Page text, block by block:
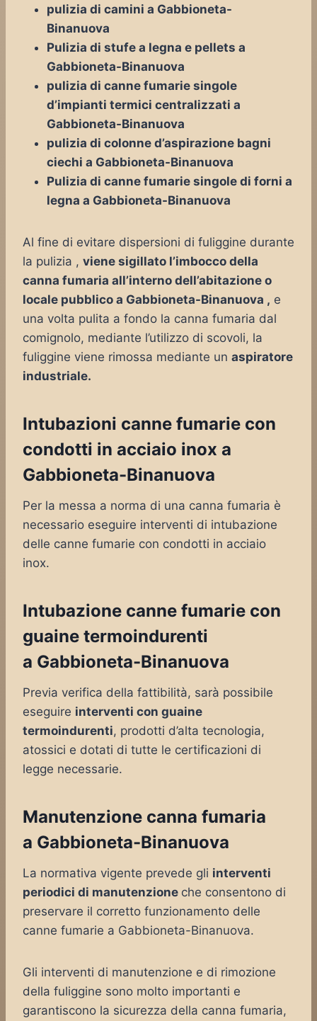
pulizia di camini a Gabbioneta-
Binanuova
Pulizia di stufe a legna e pellets a
Gabbioneta-Binanuova
pulizia di canne fumarie singole
d’impianti termici centralizzati a
Gabbioneta-Binanuova
pulizia di colonne d’aspirazione bagni
ciechi a Gabbioneta-Binanuova
Pulizia di canne fumarie singole di forni a
legna a Gabbioneta-Binanuova
Al fine di evitare dispersioni di fuliggine durante
la pulizia , viene sigillato l’imbocco della
canna fumaria all’interno dell’abitazione o
locale pubblico a Gabbioneta-Binanuova , e
una volta pulita a fondo la canna fumaria dal
comignolo, mediante l’utilizzo di scovoli, la
fuliggine viene rimossa mediante un aspiratore
industriale.
Intubazioni canne fumarie con
condotti in acciaio inox a
Gabbioneta-Binanuova
Per la messa a norma di una canna fumaria è
necessario eseguire interventi di intubazione
delle canne fumarie con condotti in acciaio
inox.
Intubazione canne fumarie con
guaine termoindurenti
a Gabbioneta-Binanuova
Previa verifica della fattibilità, sarà possibile
eseguire interventi con guaine
termoindurenti, prodotti d’alta tecnologia,
atossici e dotati di tutte le certificazioni di
legge necessarie.
Manutenzione canna fumaria
a Gabbioneta-Binanuova
La normativa vigente prevede gli interventi
periodici di manutenzione che consentono di
preservare il corretto funzionamento delle
canne fumarie a Gabbioneta-Binanuova.
Gli interventi di manutenzione e di rimozione
della fuliggine sono molto importanti e
garantiscono la sicurezza della canna fumaria,